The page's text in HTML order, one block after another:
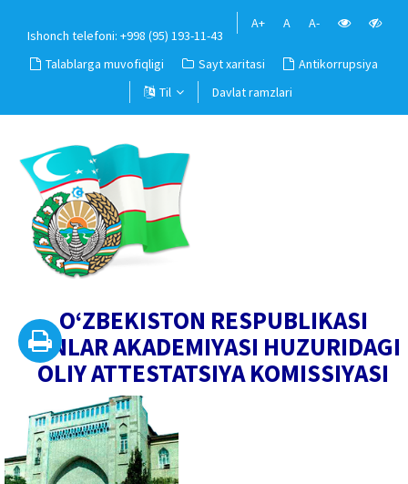
Ishonch telefoni: +998 (95) 193-11-43
A+ A A-
Talablarga muvofiqligi Sayt xaritasi
Antikorrupsiya
Til
Davlat ramzlari
O‘ZBEKISTON RESPUBLIKASI
FANLAR AKADEMIYASI HUZURIDAGI
OLIY ATTESTATSIYA KOMISSIYASI